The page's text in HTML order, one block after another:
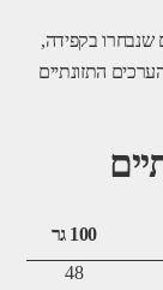
שנבחרו בקפידה,